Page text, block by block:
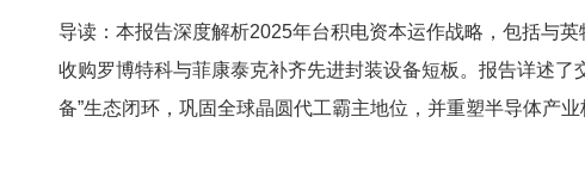
导读：本报告深度解析2025年台积电资本运作战略，包括与
收购罗博特科与菲康泰克补齐先进封装设备短板。报告详述
备”生态闭环，巩固全球晶圆代工霸主地位，并重塑半导体产